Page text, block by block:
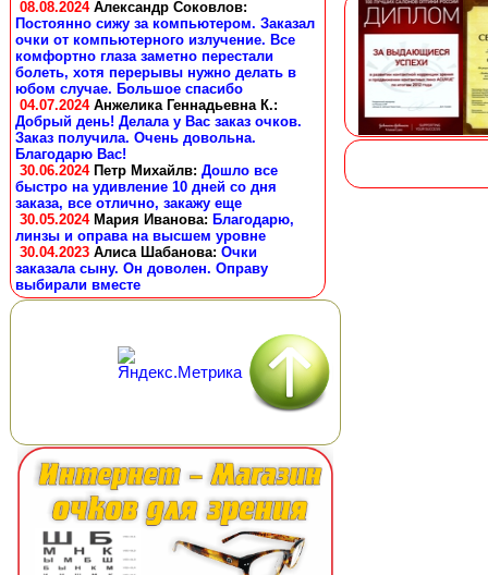
08.08.2024 Александр Соковлов:
Постоянно сижу за компьютером. Заказал
очки от компьютерного излучение. Все
комфортно глаза заметно перестали
болеть, хотя перерывы нужно делать в
юбом случае. Большое спасибо
04.07.2024 Анжелика Геннадьевна К.:
Добрый день! Делала у Вас заказ очков.
Заказ получила. Очень довольна.
Благодарю Вас!
30.06.2024 Петр Михайлв: Дошло все
быстро на удивление 10 дней со дня
заказа, все отлично, закажу еще
30.05.2024 Мария Иванова: Благодарю,
линзы и оправа на высшем уровне
30.04.2023 Алиса Шабанова: Очки
заказала сыну. Он доволен. Оправу
выбирали вместе